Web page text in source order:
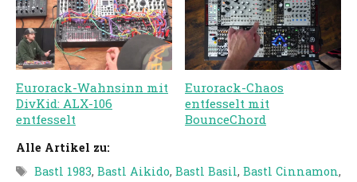
Eurorack-Wahnsinn mit
DivKid: ALX-106
entfesselt
Eurorack-Chaos
entfesselt mit
BounceChord
Alle Artikel zu:
Schlagwörter
Bastl 1983,Bastl Aikido,Bastl Basil,Bastl Cinnamon,